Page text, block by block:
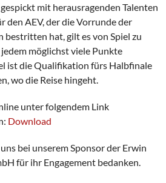
mit herausragenden Talenten
den AEV, der die Vorrunde der
bestritten hat, gilt es von Spiel zu
möglichst viele Punkte
ist die Qualifikation fürs Halbfinale
wo die Reise hingeht.
unter folgendem Link
Download
bei unserem Sponsor der Erwin
für ihr Engagement bedanken.